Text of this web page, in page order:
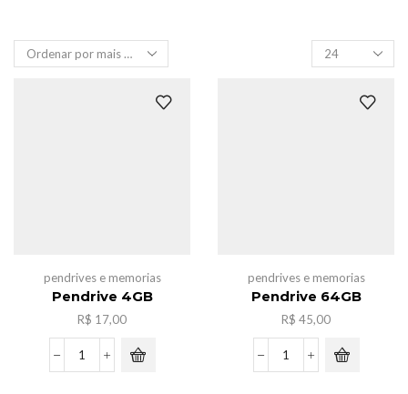
Produtos
por
pendrives e memorias
Pendrive 4GB
R$ 17,00
Pendrive
pendrives e memorias
Pendrive 64GB
R$ 45,00
Pendrive